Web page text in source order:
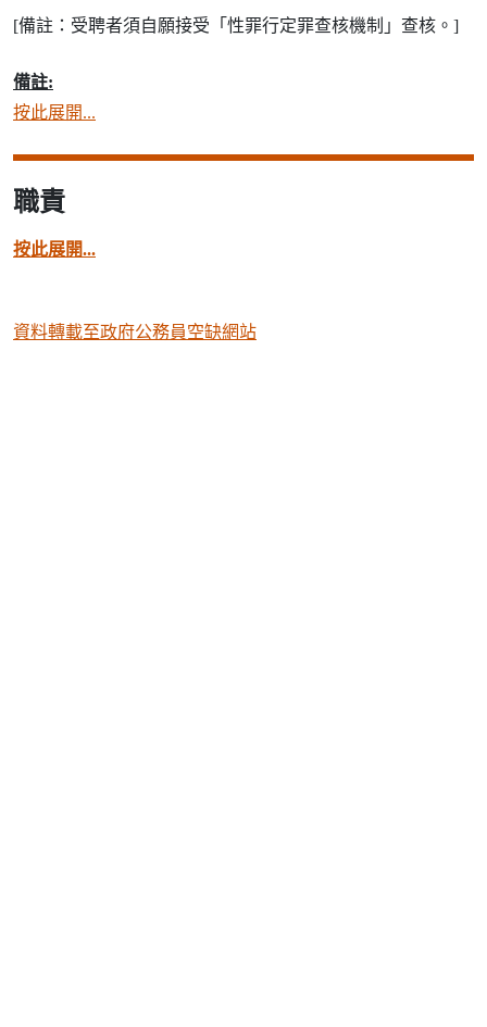
[備註：受聘者須自願接受「性罪行定罪查核機制」查核。]
備註:
按此展開...
職責
按此展開...
資料轉載至政府公務員空缺網站